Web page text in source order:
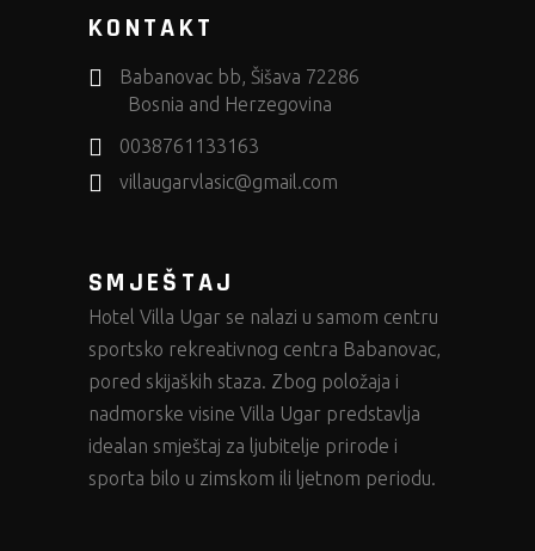
KONTAKT
Babanovac bb, Šišava 72286
Bosnia and Herzegovina
0038761133163
villaugarvlasic@gmail.com
SMJEŠTAJ
Hotel Villa Ugar se nalazi u samom centru
sportsko rekreativnog centra Babanovac,
pored skijaških staza. Zbog položaja i
nadmorske visine Villa Ugar predstavlja
idealan smještaj za ljubitelje prirode i
sporta bilo u zimskom ili ljetnom periodu.